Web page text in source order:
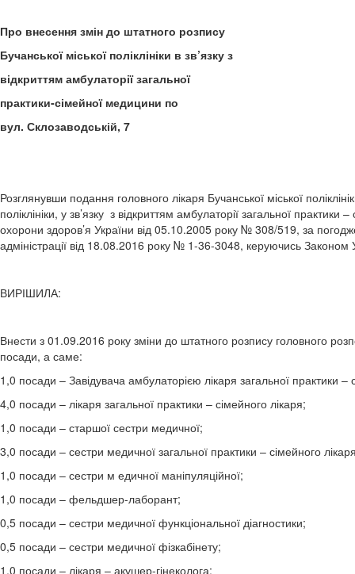
Про внесення змін до штатного розпису
Бучанської міської поліклініки в зв’язку з
відкриттям амбулаторії загальної
практики-сімейної медицини по
вул. Склозаводській, 7
Розглянувши подання головного лікаря Бучанської міської
поліклініки, у зв’язку з відкриттям амбулаторії загальної
охорони здоров’я України від 05.10.2005 року № 308/519, за
адміністрації від 18.08.2016 року № 1-36-3048, керуючись Законом
ВИРІШИЛА:
Внести з 01.09.2016 року зміни до штатного розпису головного
посади, а саме:
1,0 посади – Завідувача амбулаторією лікаря загальної практики –
4,0 посади – лікаря загальної практики – сімейного лікаря;
1,0 посади – старшої сестри медичної;
3,0 посади – сестри медичної загальної практики – сімейного
1,0 посади – сестри м едичної маніпуляційної;
1,0 посади – фельдшер-лаборант;
0,5 посади – сестри медичної функціональної діагностики;
0,5 посади – сестри медичної фізкабінету;
1,0 посади – лікаря – акушер-гінеколога;